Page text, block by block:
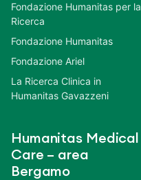
Fondazione Humanitas per la
Ricerca
Fondazione Humanitas
Fondazione Ariel
La Ricerca Clinica in
Humanitas Gavazzeni
Humanitas Medical
Care – area
Bergamo